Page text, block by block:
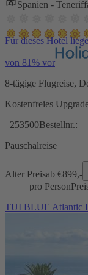
Spanien -
Für dieses Hotel
von 81% vor
8-tägige Flugreise,
Kostenfreies
253500Bestellnr.:
Pauschalreise
Alter Preisab €899,-
pro Person
TUI BLUE Atlantic